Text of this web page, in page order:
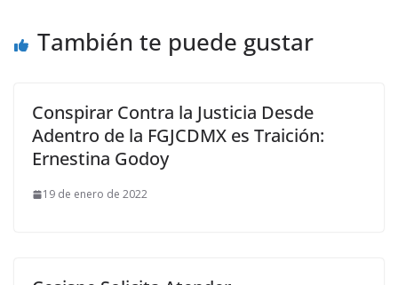
También te puede gustar
Conspirar Contra la Justicia Desde
Adentro de la FGJCDMX es Traición:
Ernestina Godoy
19 de enero de 2022